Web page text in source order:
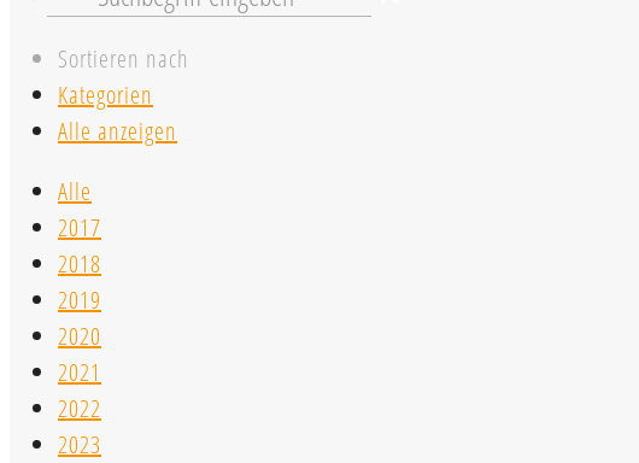
Sortieren nach
Kategorien
Alle anzeigen
Alle
2017
2018
2019
2020
2021
2022
2023